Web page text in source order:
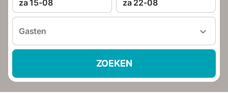
za 15-08 za 22-08
Gasten
ZOEKEN